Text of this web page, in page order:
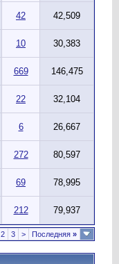
42 42,509
10 30,383
669 146,475
22 32,104
6 26,667
272 80,597
69 78,995
212 79,937
2 3 > Последняя »